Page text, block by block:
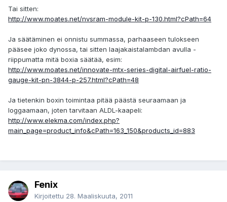
Tai sitten:
http://www.moates.net/nvsram-module-kit-p-130.html?cPath=64
Ja säätäminen ei onnistu summassa, parhaaseen tulokseen
pääsee joko dynossa, tai sitten laajakaistalambdan avulla -
riippumatta mitä boxia säätää, esim:
http://www.moates.net/innovate-mtx-series-digital-airfuel-ratio-
gauge-kit-pn-3844-p-257.html?cPath=48
Ja tietenkin boxin toimintaa pitää päästä seuraamaan ja
loggaamaan, joten tarvitaan ALDL-kaapeli:
http://www.elekma.com/index.php?
main_page=product_info&cPath=163_150&products_id=883
Fenix
Kirjoitettu 28. Maaliskuuta, 2011